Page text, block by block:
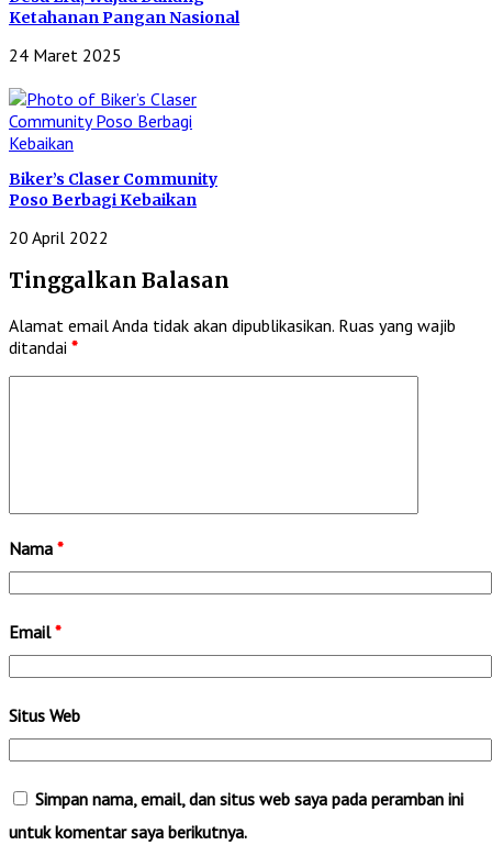
Ketahanan Pangan Nasional
24 Maret 2025
Biker’s Claser Community
Poso Berbagi Kebaikan
20 April 2022
Tinggalkan Balasan
Alamat email Anda tidak akan dipublikasikan. Ruas yang wajib
ditandai *
Nama *
Email*
Situs Web
Simpan nama, email, dan situs web saya pada peramban ini
untuk komentar saya berikutnya.